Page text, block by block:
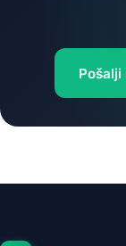
Pošalji